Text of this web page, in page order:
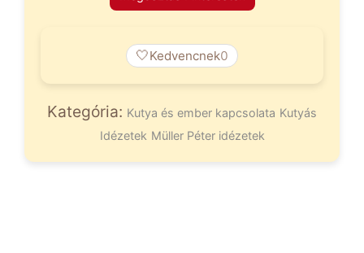
🤍Kedvencnek0
Kategória: Kutya és ember kapcsolata Kutyás
Idézetek Müller Péter idézetek